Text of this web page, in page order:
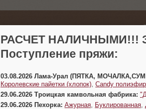
(383)
г.
РАСЧЕТ НАЛИЧНЫМИ!!!
Поступление пряжи:
03.08.2026 Лама-Урал (ПЯТКА,
Королевские пайетки (хлопок) Candy
29.06.2026 Троицкая камвольная фабрика:
29.06.2026 Пехорка: Ажурная Буклированная